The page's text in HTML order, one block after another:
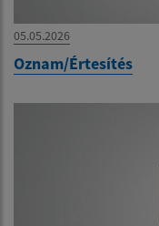
05.05.2026
Oznam/Értesítés